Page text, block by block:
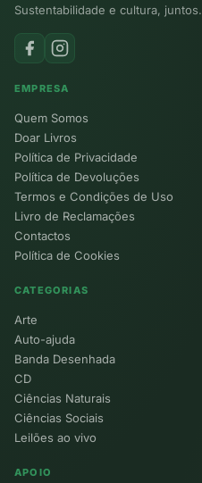
Sustentabilidade e cultura, juntos.
EMPRESA
Quem Somos
Doar Livros
Política de Privacidade
Política de Devoluções
Termos e Condições de Uso
Livro de Reclamações
Contactos
Política de Cookies
CATEGORIAS
Arte
Auto-ajuda
Banda Desenhada
CD
Ciências Naturais
Ciências Sociais
Leilões ao vivo
APOIO